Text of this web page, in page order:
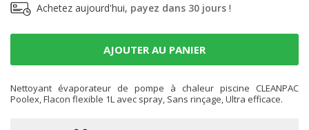
Achetez aujourd'hui, payez dans 30 jours !
AJOUTER AU PANIER
Nettoyant évaporateur de pompe à chaleur piscine CLEANPAC
Poolex, Flacon flexible 1L avec spray, Sans rinçage, Ultra efficace.